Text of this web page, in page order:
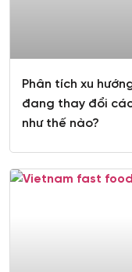
Phân tích xu
đang thay đổi
như thế nào?